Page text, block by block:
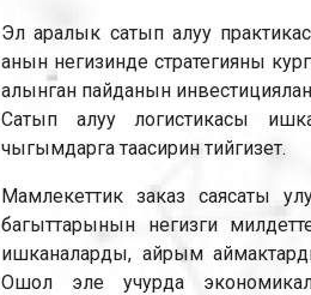
Эл аралык сатып алуу
анын негизинде стратегияны
алынган пайданын
Сатып алуу логистикасы
чыгымдарга таасирин тийгизет.
Мамлекеттик заказ саясаты
багыттарынын негизги
ишканаларды, айрым
Ошол эле учурда